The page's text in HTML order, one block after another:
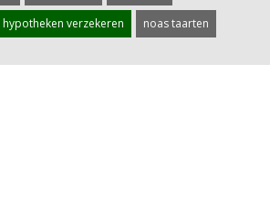
hypotheken verzekeren noas taarten